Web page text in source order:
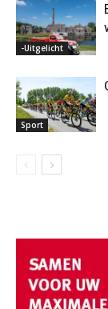
-Uitgelicht
Sport